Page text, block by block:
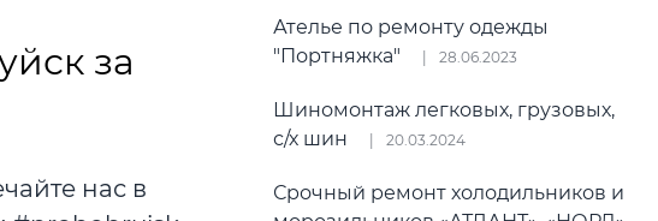
за
нас в
Ателье по ремонту одежды
"Портняжка"
28.06.2023
Шиномонтаж легковых, грузовых,
с/х шин
20.03.2024
Срочный ремонт холодильников и